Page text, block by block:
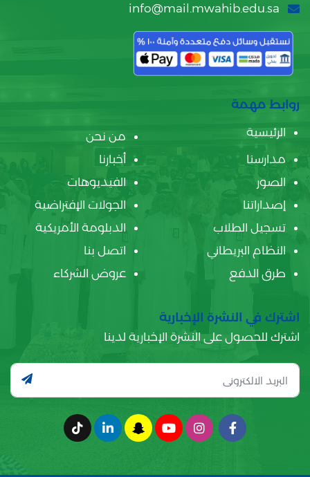
info@mail.mwahib.edu.sa
روابط مهمة
الرئيسية
من نحن
مدارسنا
أخبارنا
الصور
الفيديوهات
إصداراتنا
الجولات الإفتراضية
تسجيل الطلاب
الدبلومة الأمريكية
النظام البريطاني
اتصل بنا
طرق الدفع
عروض الشركاء
اشترك في النشرة الإخبارية
اشترك للحصول على النشرة الإخبارية لدينا